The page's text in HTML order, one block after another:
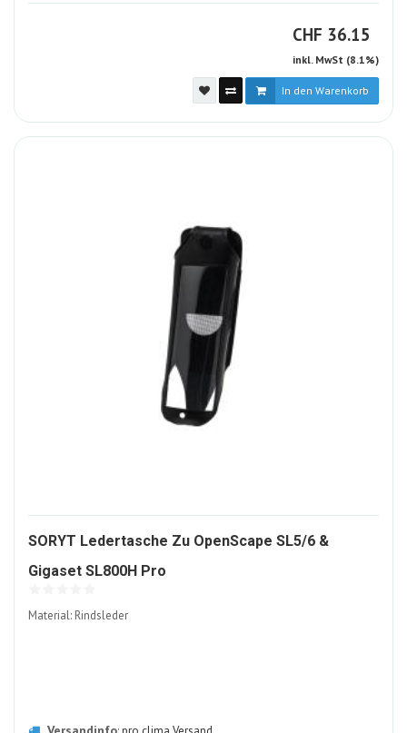
CHF CHF
36.15
inkl. MwSt (8.1%)
In den Warenkorb
SORYT Ledertasche Zu OpenScape SL5/6 &
Gigaset SL800H Pro
Material: Rindsleder